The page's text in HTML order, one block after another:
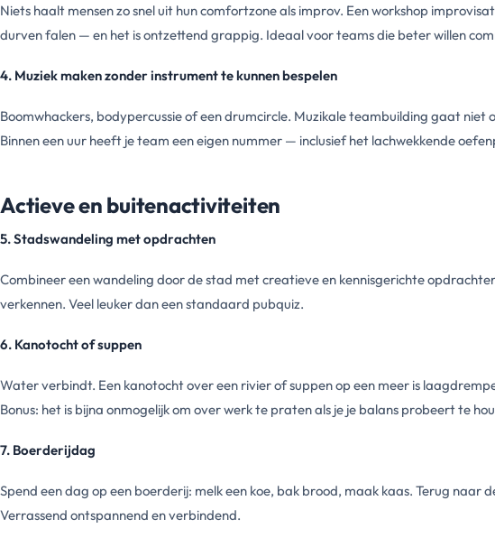
Niets haalt mensen zo snel uit hun comfortzone als improv. Een workshop
durven falen — en het is ontzettend grappig. Ideaal voor teams die beter willen
4. Muziek maken zonder instrument te kunnen bespelen
Boomwhackers, bodypercussie of een drumcircle. Muzikale teambuilding gaat niet
Binnen een uur heeft je team een eigen nummer — inclusief het lachwekkende
Actieve en buitenactiviteiten
5. Stadswandeling met opdrachten
Combineer een wandeling door de stad met creatieve en kennisgerichte
verkennen. Veel leuker dan een standaard pubquiz.
6. Kanotocht of suppen
Water verbindt. Een kanotocht over een rivier of suppen op een meer is
Bonus: het is bijna onmogelijk om over werk te praten als je je balans probeert te
7. Boerderijdag
Spend een dag op een boerderij: melk een koe, bak brood, maak kaas. Terug naar
Verrassend ontspannend en verbindend.